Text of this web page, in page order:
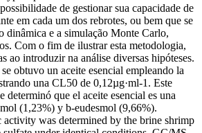
de gestionar sua capacidade de
em cada um dos rebrotes, ou bem que se
dinâmica e a simulação Monte Carlo,
Com o fim de ilustrar esta metodologia,
ao introduzir na análise diversas hipóteses.
obtuvo un aceite esencial empleando la
una CL50 de 0,12µg·ml-1. Este
que el aceite esencial es una
(1,23%) y b-eudesmol (9,66%).
was determined by the brine shrimp